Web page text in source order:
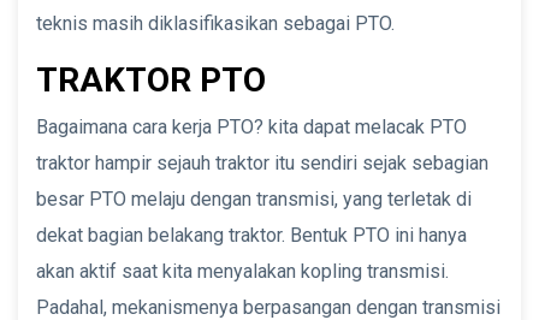
teknis masih diklasifikasikan sebagai PTO.
TRAKTOR PTO
Bagaimana cara kerja PTO? kita dapat melacak PTO
traktor hampir sejauh traktor itu sendiri sejak sebagian
besar PTO melaju dengan transmisi, yang terletak di
dekat bagian belakang traktor. Bentuk PTO ini hanya
akan aktif saat kita menyalakan kopling transmisi.
Padahal, mekanismenya berpasangan dengan transmisi